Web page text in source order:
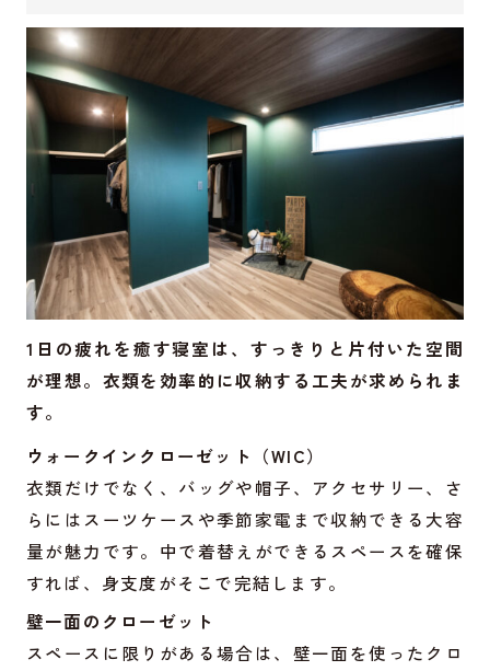
1日の疲れを癒す寝室は、すっきりと片付いた空間
が理想。衣類を効率的に収納する工夫が求められま
す。
ウォークインクローゼット（WIC）
衣類だけでなく、バッグや帽子、アクセサリー、さ
らにはスーツケースや季節家電まで収納できる大容
量が魅力です。中で着替えができるスペースを確保
すれば、身支度がそこで完結します。
壁一面のクローゼット
スペースに限りがある場合は、壁一面を使ったクロ